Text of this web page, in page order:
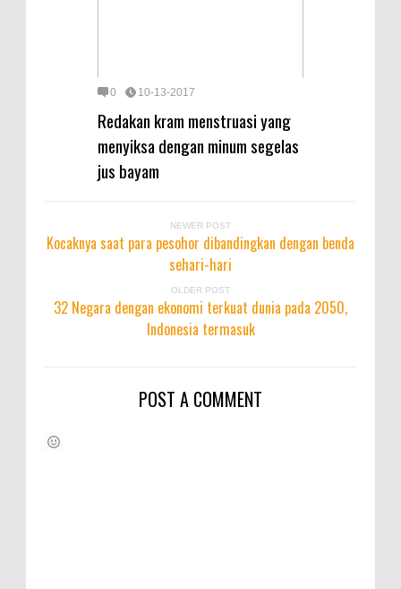
0 10-13-2017
Redakan kram menstruasi yang
menyiksa dengan minum segelas
jus bayam
NEWER POST
Kocaknya saat para pesohor dibandingkan dengan benda
sehari-hari
OLDER POST
32 Negara dengan ekonomi terkuat dunia pada 2050,
Indonesia termasuk
POST A COMMENT